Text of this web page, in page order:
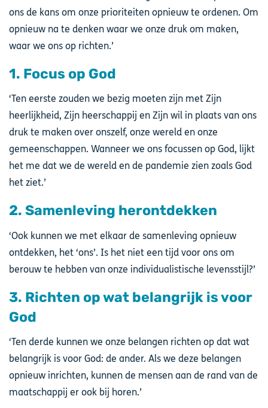
ons de kans om onze prioriteiten opnieuw te ordenen. Om
opnieuw na te denken waar we onze druk om maken,
waar we ons op richten.’
1. Focus op God
‘Ten eerste zouden we bezig moeten zijn met Zijn
heerlijkheid, Zijn heerschappij en Zijn wil in plaats van ons
druk te maken over onszelf, onze wereld en onze
gemeenschappen. Wanneer we ons focussen op God, lijkt
het me dat we de wereld en de pandemie zien zoals God
het ziet.’
2. Samenleving herontdekken
‘Ook kunnen we met elkaar de samenleving opnieuw
ontdekken, het ‘ons’. Is het niet een tijd voor ons om
berouw te hebben van onze individualistische levensstijl?’
3. Richten op wat belangrijk is voor
God
‘Ten derde kunnen we onze belangen richten op dat wat
belangrijk is voor God: de ander. Als we deze belangen
opnieuw inrichten, kunnen de mensen aan de rand van de
maatschappij er ook bij horen.’